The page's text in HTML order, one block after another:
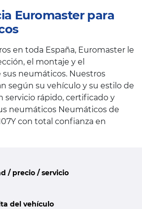
Euromaster para
en toda España, Euromaster le
el montaje y el
neumáticos. Nuestros
según su vehículo y su estilo de
servicio rápido, certificado y
neumáticos Neumáticos de
con total confianza en
/ precio / servicio
del vehículo